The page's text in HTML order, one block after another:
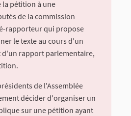
pétition à une
de la commission
rapporteur qui propose
le texte au cours d'un
rapport parlementaire,
de l'Assemblée
décider d'organiser un
sur une pétition ayant